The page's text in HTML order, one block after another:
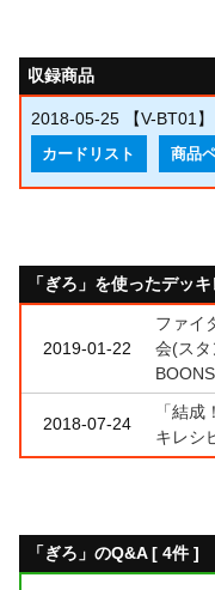
収録商品
2018-05-25 【V-BT01
カードリスト 商品
「ぎろ」を使ったデッ
2019-01-22
ファイ
会(スタ
2018-07-24
「結
キレシ
「ぎろ」のQ&A [ 4件 ]